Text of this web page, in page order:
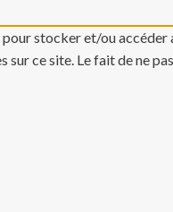
stocker et/ou
ce site. Le fait de ne